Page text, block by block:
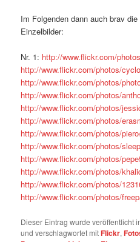
Im Folgenden dann auch brav
Einzelbilder:
Nr. 1: http://www.flickr.com/
http://www.flickr.com/photos/
http://www.flickr.com/photos/
http://www.flickr.com/photos/
http://www.flickr.com/photos/
http://www.flickr.com/photos/
http://www.flickr.com/photos/
http://www.flickr.com/photos/
http://www.flickr.com/photos/
http://www.flickr.com/photos/
http://www.flickr.com/photos/
http://www.flickr.com/photos/
Dieser Eintrag wurde veröffentlicht
und verschlagwortet mitFlickr,